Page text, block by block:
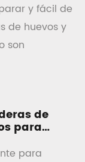
y fácil de
de huevos y
son
de
para
para